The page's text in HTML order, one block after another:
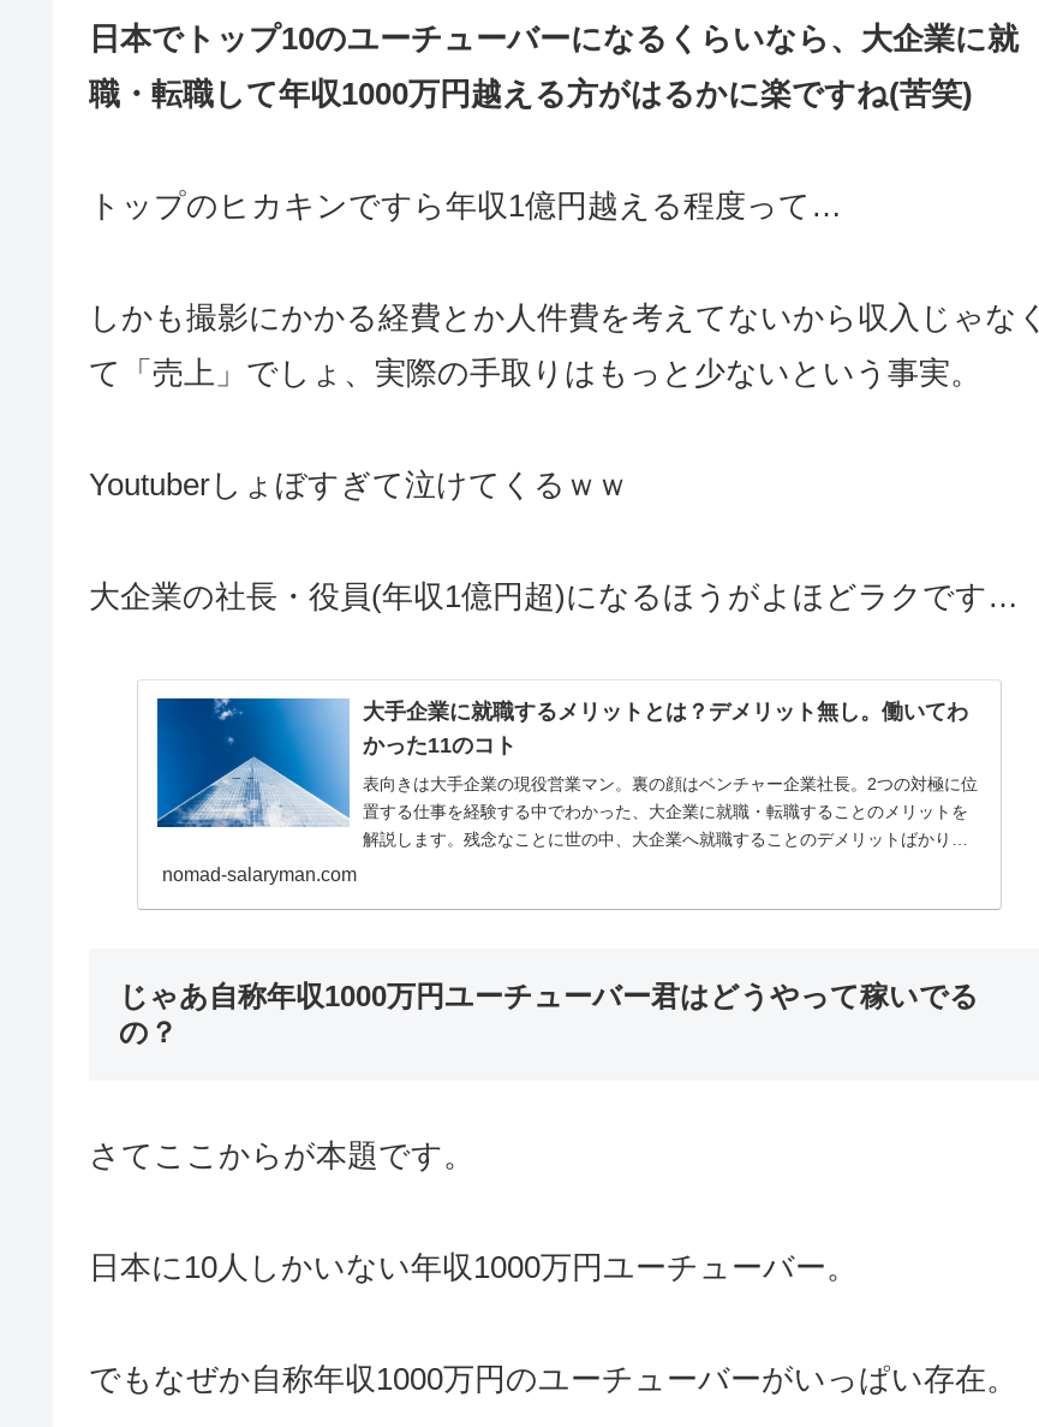
日本でトップ10のユーチューバーになるくらいなら、大企業に就
職・転職して年収1000万円越える方がはるかに楽ですね(苦笑)
トップのヒカキンですら年収1億円越える程度って…
しかも撮影にかかる経費とか人件費を考えてないから収入じゃなく
て「売上」でしょ、実際の手取りはもっと少ないという事実。
Youtuberしょぼすぎて泣けてくるｗｗ
大企業の社長・役員(年収1億円超)になるほうがよほどラクです…
大手企業に就職するメリットとは？デメリット無し。働いてわ
かった11のコト
表向きは大手企業の現役営業マン。裏の顔はベンチャー企業社長。2つの対極に位
置する仕事を経験する中でわかった、大企業に就職・転職することのメリットを
解説します。残念なことに世の中、大企業へ就職することのデメリットばかり主
nomad-salaryman.com
じゃあ自称年収1000万円ユーチューバー君はどうやって稼いでる
の？
さてここからが本題です。
日本に10人しかいない年収1000万円ユーチューバー。
でもなぜか自称年収1000万円のユーチューバーがいっぱい存在。